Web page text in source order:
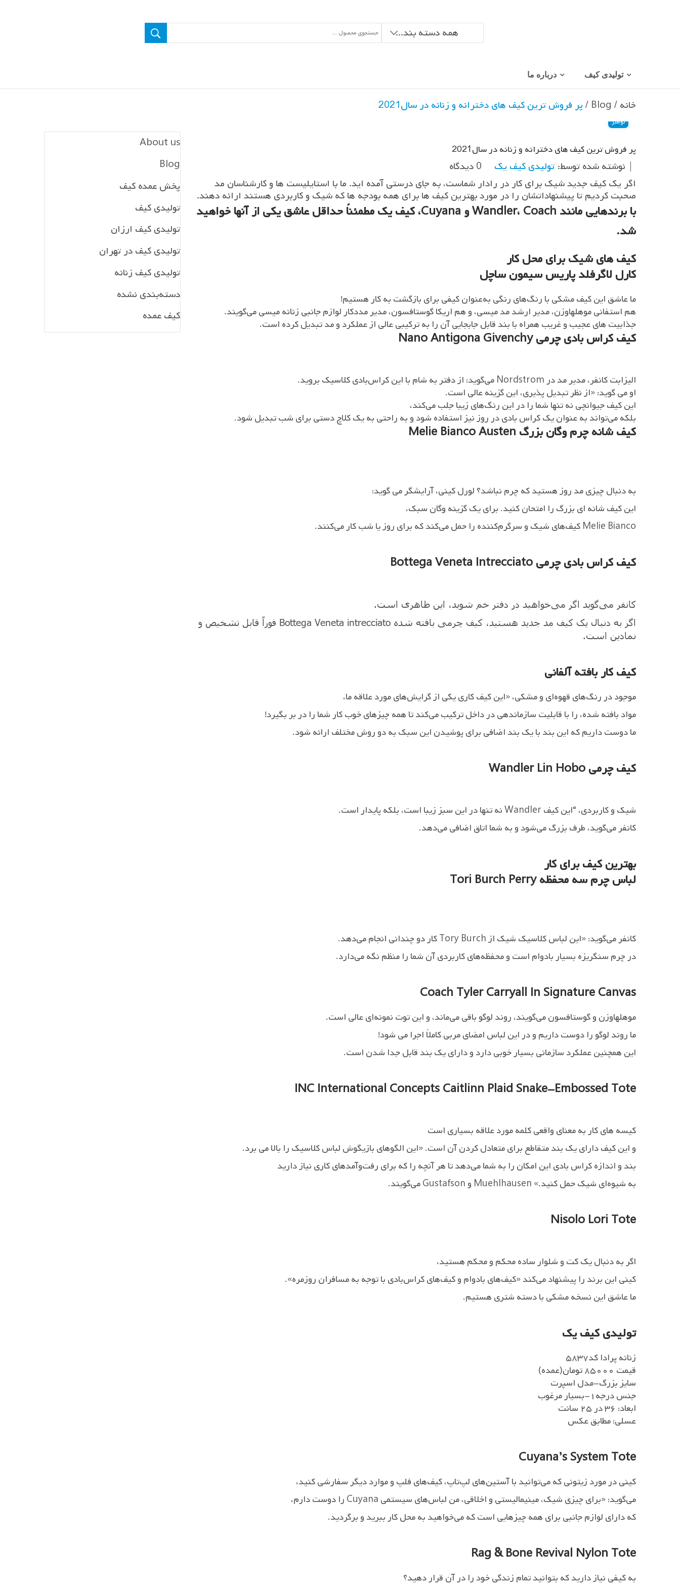
همه دسته بندی ها
تولیدی کیف درباره ما
خانه /
Blog
/ پر فروش ترین کیف های دخترانه و زنانه در سال2021 22
نوامبر
پر فروش ترین کیف های دخترانه و زنانه در سال2021
نوشته شده توسط: تولیدی کیف یک
0 دیدگاه
اگر یک کیف جدید شیک برای کار در رادار شماست، به جای درستی آمده اید. ما با استایلیست ها و کارشناسان مد
صحبت کردیم تا پیشنهاداتشان را در مورد بهترین کیف ها برای همه بودجه ها که شیک و کاربردی هستند ارائه دهند.
با برندهایی مانند Wandler، Coach و Cuyana، کیف یک مطمئناً حداقل عاشق یکی از آنها خواهید
شد.
کیف های شیک برای محل کار
کارل لاگرفلد پاریس سیمون ساچل
ما عاشق این کیف مشکی با رنگ‌های رنگی به‌عنوان کیفی برای بازگشت به کار هستیم!
هم استفانی موهلهاوزن، مدیر ارشد مد میسی، و هم اریکا گوستافسون، مدیر مددکار لوازم جانبی زنانه میسی می‌گویند.
جذابیت های عجیب و غریب همراه با بند قابل جابجایی آن را به ترکیبی عالی از عملکرد و مد تبدیل کرده است.
کیف کراس بادی چرمی Nano Antigona Givenchy
الیزابت کانفر، مدیر مد در Nordstrom می‌گوید: از دفتر به شام ​​با این کراس‌بادی کلاسیک بروید.
او می گوید: «از نظر تبدیل پذیری، این گزینه عالی است.
این کیف جیوانچی نه تنها شما را در این رنگ‌های زیبا جلب می‌کند،
بلکه می‌تواند به عنوان یک کراس بادی در روز نیز استفاده شود و به راحتی به یک کلاچ دستی برای شب تبدیل شود.
کیف شانه چرم وگان بزرگ Melie Bianco Austen
به دنبال چیزی مد روز هستید که چرم نباشد؟ لورل کینی، آرایشگر می گوید:
این کیف شانه ای بزرگ را امتحان کنید. برای یک گزینه وگان سبک،
Melie Bianco کیف‌های شیک و سرگرم‌کننده را حمل می‌کند که برای روز یا شب کار می‌کنند.
کیف کراس بادی چرمی Bottega Veneta Intrecciato
کانفر می‌گوید اگر می‌خواهید در دفتر خم شوید، این ظاهری است.
اگر به دنبال یک کیف مد جدید هستید، کیف چرمی بافته شده Bottega Veneta intrecciato فوراً قابل تشخیص و
نمادین است.
کیف کار بافته آلفانی
موجود در رنگ‌های قهوه‌ای و مشکی، «این کیف کاری یکی از گرایش‌های مورد علاقه ما،
مواد بافته شده، را با قابلیت سازماندهی در داخل ترکیب می‌کند تا همه چیزهای خوب کار شما را در بر بگیرد!
ما دوست داریم که این بند با یک بند اضافی برای پوشیدن این سبک به دو روش مختلف ارائه شود.
کیف چرمی Wandler Lin Hobo
شیک و کاربردی، “این کیف Wandler نه تنها در این سبز زیبا است، بلکه پایدار است.
کانفر می‌گوید، طرف بزرگ می‌شود و به شما اتاق اضافی می‌دهد.
بهترین کیف برای کار
لباس چرم سه محفظه Tori Burch Perry
کانفر می‌گوید: «این لباس کلاسیک شیک از Tory Burch کار دو چندانی انجام می‌دهد.
در چرم سنگریزه بسیار بادوام است و محفظه‌های کاربردی آن شما را منظم نگه می‌دارد.
Coach Tyler Carryall In Signature Canvas
موهلهاوزن و گوستافسون می‌گویند، روند لوگو باقی می‌ماند، و این توت نمونه‌ای عالی است.
ما روند لوگو را دوست داریم و در این لباس امضای مربی کاملاً اجرا می شود!
این همچنین عملکرد سازمانی بسیار خوبی دارد و دارای یک بند قابل جدا شدن است.
INC International Concepts Caitlinn Plaid Snake-Embossed Tote
کیسه های کار به معنای واقعی کلمه مورد علاقه بسیاری است
و این کیف دارای یک بند متقاطع برای متعادل کردن آن است. «این الگوهای بازیگوش لباس کلاسیک را بالا می برد.
بند و اندازه کراس بادی این امکان را به شما می‌دهد تا هر آنچه را که برای رفت‌وآمدهای کاری نیاز دارید
به شیوه‌ای شیک حمل کنید.» Muehlhausen و Gustafson می‌گویند.
Nisolo Lori Tote
اگر به دنبال یک کت و شلوار ساده محکم و محکم هستید،
کینی این برند را پیشنهاد می‌کند «کیف‌های بادوام و کیف‌های کراس‌بادی با توجه به مسافران روزمره».
ما عاشق این نسخه مشکی با دسته شتری هستیم.
تولیدی کیف یک
زنانه پرادا کد۵۸۳۷
قیمت ۸۵۰۰۰ تومان(عمده)
سایز بزرگ-مدل اسپرت
جنس درجه۱-بسیار مرغوب
ابعاد: ۳۶ در ۲۵ سانت
عسلی: مطابق عکس
Cuyana’s System Tote
کینی در مورد زیتونی که می‌توانید با آستین‌های لپ‌تاپ، کیف‌های فلپ و موارد دیگر سفارشی کنید،
می‌گوید: «برای چیزی شیک، مینیمالیستی و اخلاقی، من لباس‌های سیستمی Cuyana را دوست دارم،
که دارای لوازم جانبی برای همه چیزهایی است که می‌خواهید به محل کار ببرید و برگردید.
Rag & Bone Revival Nylon Tote
به کیفی نیاز دارید که بتوانید تمام زندگی خود را در آن قرار دهید؟
About us
Blog
پخش عمده کیف
تولیدی کیف
تولیدی کیف ارزان
تولیدی کیف در تهران
تولیدی کیف زنانه
دسته‌بندی نشده
کیف عمده